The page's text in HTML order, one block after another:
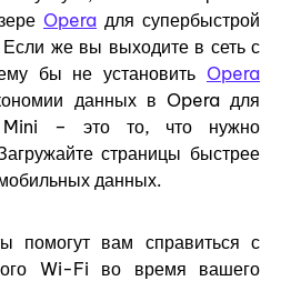
Opera для супербыстрой
же вы выходите в сеть с
бы не установить Opera
данных в Opera для
– это то, что нужно
страницы быстрее
данных.
помогут вам справиться с
Wi-Fi во время вашего